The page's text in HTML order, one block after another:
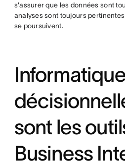
s'assurer que les données sont
analyses sont toujours
se poursuivent.
Informatique
sont les
Business